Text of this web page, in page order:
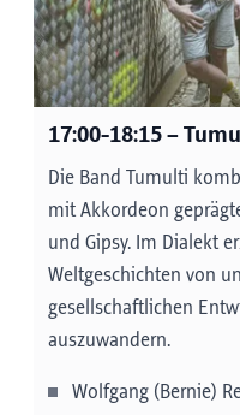
14:45-18:30 Uhr
Abgerundet wird
Igls durch
Darbietungen und
Informationen
Igls einholen,
15:00 Uhr:
Live-Musik
15:45 Uhr:
17:00-18:15–
Die Band Tumulti
mit Akkordeon
und Gipsy. Im Dialekt
Weltgeschichten von
gesellschaftlichen
auszuwandern.
Wolfgang (Bernie)